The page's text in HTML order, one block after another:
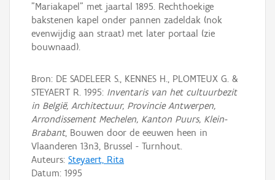
"Mariakapel" met jaartal 1895. Rechthoekige
bakstenen kapel onder pannen zadeldak (nok
evenwijdig aan straat) met later portaal (zie
bouwnaad).
Bron: DE SADELEER S., KENNES H., PLOMTEUX G. &
STEYAERT R. 1995: Inventaris van het cultuurbezit
in België, Architectuur, Provincie Antwerpen,
Arrondissement Mechelen, Kanton Puurs, Klein-
Brabant, Bouwen door de eeuwen heen in
Vlaanderen 13n3, Brussel - Turnhout.
Auteurs: Steyaert, Rita
Datum: 1995